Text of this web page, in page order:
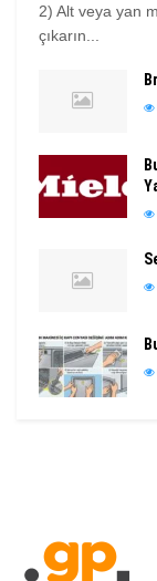
2) Alt veya yan
çıkarın...